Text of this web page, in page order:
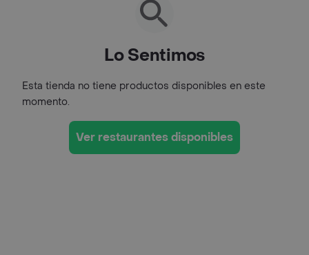
Lo Sentimos
Esta tienda no tiene productos disponibles en este
momento.
Ver restaurantes disponibles